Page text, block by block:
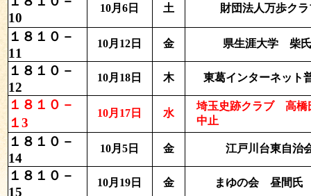
10
10月6日 土 財団法人万歩ク
１８１０－
11
10月12日 金 県生涯大学 柴
１８１０－
12
10月18日 木 東葛インターネッ
１８１０－
１3
10月17日 水
埼玉史跡クラブ 高橋
中止
１８１０－
14
10月5日 金 江戸川台東自
１８１０－
15
10月19日 金 まゆの会 昼間